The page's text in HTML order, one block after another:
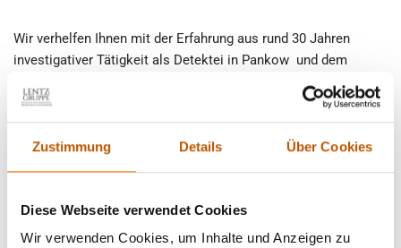
Zustimmung Details Über Cookies
Diese Webseite verwendet Cookies
Wir verwenden Cookies, um Inhalte und Anzeigen zu
Wir verhelfen Ihnen mit der Erfahrung aus rund 30 Jahren
investigativer Tätigkeit als Detektei in Pankow und dem
in Pankow , sondern auch bundesweit und bei Bedarf
international im Einsatz für Sie. Unsere Privat- und
wir bundesweit präsent, was vor allem in Hinblick auf
überregionale Ermittlungen Zeit und Kosten spart.